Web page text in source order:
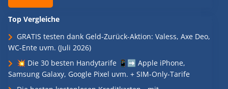
Top Vergleiche
GRATIS testen dank Geld-Zurück-Aktion: Valess, Axe Deo,
WC-Ente uvm. (Juli 2026)
💥 Die 30 besten Handytarife 📱➡️ Apple iPhone,
Samsung Galaxy, Google Pixel uvm. + SIM-Only-Tarife